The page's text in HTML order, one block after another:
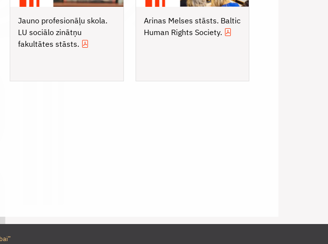
Jauno profesionāļu skola.
LU sociālo zinātņu
fakultātes stāsts.
Arinas Melses stāsts. Baltic
Human Rights Society.